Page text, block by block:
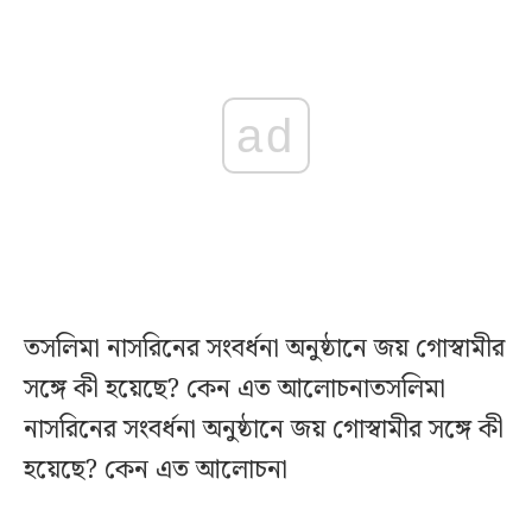
ad
তসলিমা নাসরিনের সংবর্ধনা অনুষ্ঠানে জয় গোস্বামীর
সঙ্গে কী হয়েছে? কেন এত আলোচনাতসলিমা
নাসরিনের সংবর্ধনা অনুষ্ঠানে জয় গোস্বামীর সঙ্গে কী
হয়েছে? কেন এত আলোচনা